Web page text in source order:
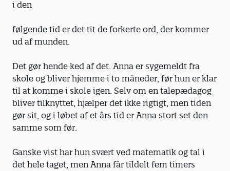
i den
følgende tid er det tit de forkerte ord, der kommer
ud af munden.
Det gør hende ked af det. Anna er sygemeldt fra
skole og bliver hjemme i to måneder, før hun er klar
til at komme i skole igen. Selv om en talepædagog
bliver tilknyttet, hjælper det ikke rigtigt, men tiden
gør sit, og i løbet af et års tid er Anna stort set den
samme som før.
Ganske vist har hun svært ved matematik og tal i
det hele taget, men Anna får tildelt fem timers